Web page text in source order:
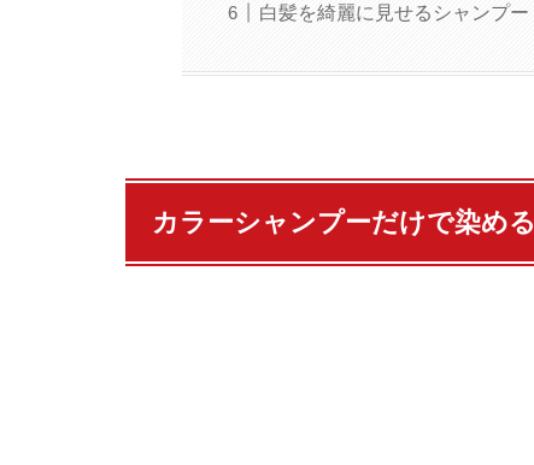
白髪を綺麗に見せるシャンプー
カラーシャンプーだけで染める